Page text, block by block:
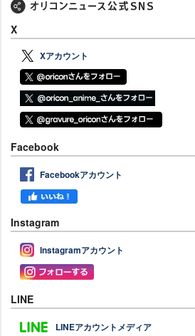
X
Xアカウント
Facebook
Facebookアカウント
Instagram
Instagramアカウント
LINE
LINEアカウントメディア